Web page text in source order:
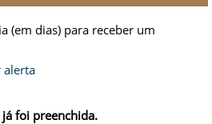
(em dias) para receber um
foi preenchida.